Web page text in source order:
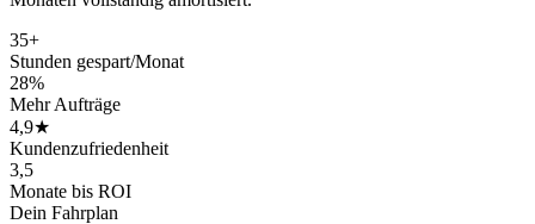
35+
Stunden gespart/Monat
28%
Mehr Aufträge
4,9★
Kundenzufriedenheit
3,5
Monate bis ROI
Dein Fahrplan